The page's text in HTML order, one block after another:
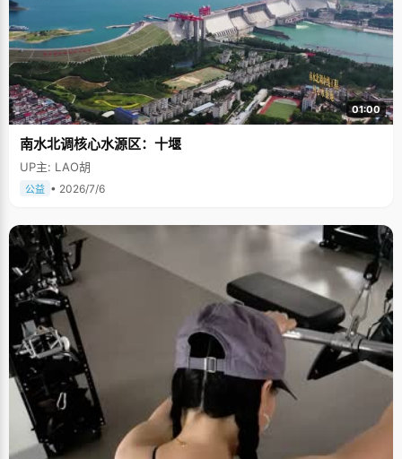
01:00
南水北调核心水源区：十堰
UP主: LAO胡
公益 • 2026/7/6